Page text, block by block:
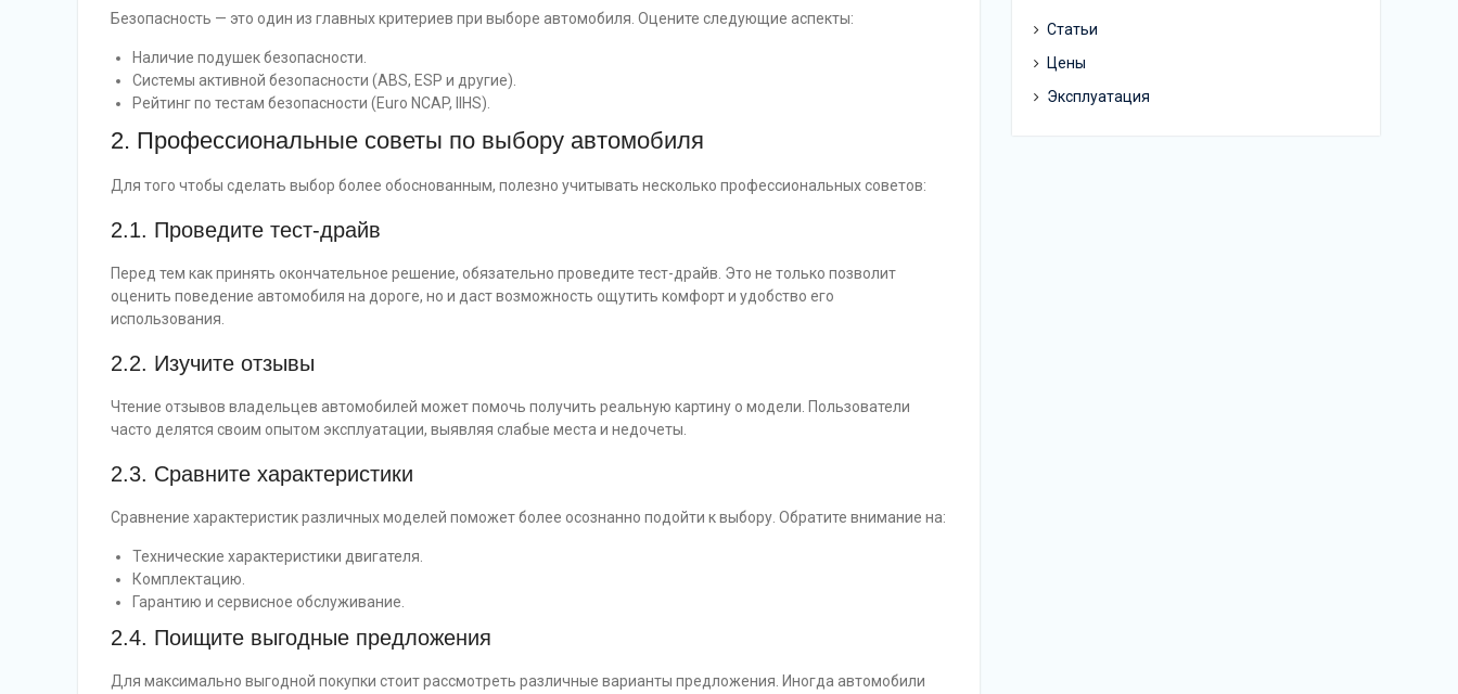
Безопасность — это один из главных критериев при выборе автомобиля. Оцените следующие аспекты:
Наличие подушек безопасности.
Системы активной безопасности (ABS, ESP и другие).
Рейтинг по тестам безопасности (Euro NCAP, IIHS).
2. Профессиональные советы по выбору автомобиля
Для того чтобы сделать выбор более обоснованным, полезно учитывать несколько профессиональных советов:
2.1. Проведите тест-драйв
Перед тем как принять окончательное решение, обязательно проведите тест-драйв. Это не только позволит
оценить поведение автомобиля на дороге, но и даст возможность ощутить комфорт и удобство его
использования.
2.2. Изучите отзывы
Чтение отзывов владельцев автомобилей может помочь получить реальную картину о модели. Пользователи
часто делятся своим опытом эксплуатации, выявляя слабые места и недочеты.
2.3. Сравните характеристики
Сравнение характеристик различных моделей поможет более осознанно подойти к выбору. Обратите внимание на:
Технические характеристики двигателя.
Комплектацию.
Гарантию и сервисное обслуживание.
2.4. Поищите выгодные предложения
Для максимально выгодной покупки стоит рассмотреть различные варианты предложения. Иногда автомобили
Статьи
Цены
Эксплуатация